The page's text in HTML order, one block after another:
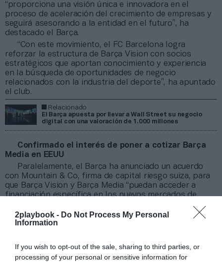
2playbook - Do Not Process My Personal
Information
If you wish to opt-out of the sale, sharing to third parties, or
processing of your personal or sensitive information for
“proporciona una visión única e innovadora en el
proceso de aceleración del crecimiento de empresas y
seguirá asesorando a la entidad en el futuro”, ha
destacado el Barça.
“Con este movimiento, el FC Barcelona logra
reforzar la estructura de Barça Vision con socios
estratégicos que aportan conocimiento y experiencia
en la búsqueda de oportunidades de negocio
relacionados con la industria del deporte”, ha apuntado
el club.
Relacionado
El Barça apuesta por llevar a Wall Street su negocio
digital con una valoración de 1.000 millones
Confirmado el interés de poner a cotizar Barça
Media en EEUU
Paralelamente, el Barça ha anunciado un acuerdo
con Mountain & Co, firma de capital riesgo suiza, para
que Barça Vision y Barça Media “puedan acceder a
financiación específica en los nuevos mercados de
Barça Media en el Nasdaq fusionando su negocio
audiovisual con una Spac
El club, que en esta operación ha vuelto a contar
con la asesoría de Key Capital, aspira a que “ambos